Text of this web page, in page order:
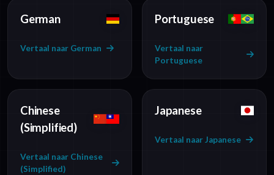
German
Vertaal naar German
Portuguese
Vertaal naar
Portuguese
Chinese
(Simplified)
Vertaal naar Chinese
(Simplified)
Japanese
Vertaal naar Japanese